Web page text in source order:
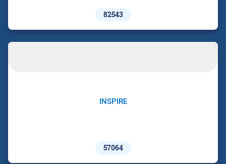
82543
INSPIRE
57064